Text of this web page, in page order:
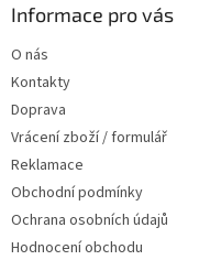
Informace pro vás
O nás
Kontakty
Doprava
Vrácení zboží / formulář
Reklamace
Obchodní podmínky
Ochrana osobních údajů
Hodnocení obchodu